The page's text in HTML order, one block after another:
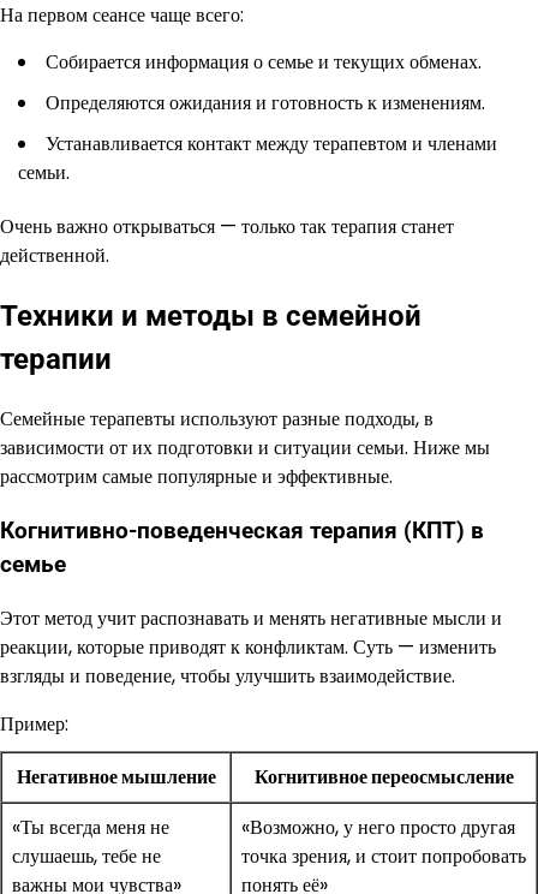
На первом сеансе чаще всего:
Собирается информация о семье и текущих обменах.
Определяются ожидания и готовность к изменениям.
Устанавливается контакт между терапевтом и членами
семьи.
Очень важно открываться — только так терапия станет
действенной.
Техники и методы в семейной
терапии
Семейные терапевты используют разные подходы, в
зависимости от их подготовки и ситуации семьи. Ниже мы
рассмотрим самые популярные и эффективные.
Когнитивно-поведенческая терапия (КПТ) в
семье
Этот метод учит распознавать и менять негативные мысли и
реакции, которые приводят к конфликтам. Суть — изменить
взгляды и поведение, чтобы улучшить взаимодействие.
Пример:
Негативное мышление
Когнитивное переосмысление
«Ты всегда меня не
слушаешь, тебе не
важны мои чувства»
«Возможно, у него просто другая
точка зрения, и стоит попробовать
понять её»